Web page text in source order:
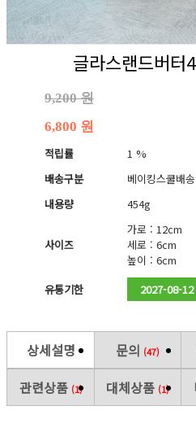
글라스랜드버
9,200 원
6,800 원
적립률
1 %
배송구분
베이킹스쿨배송
내용량
454g
사이즈
가로 : 12cm
세로 : 6cm
높이 : 6cm
유통기한
2027-08-12
상세설명 문의 (47)
관련상품 (1) 대체상품 (1)